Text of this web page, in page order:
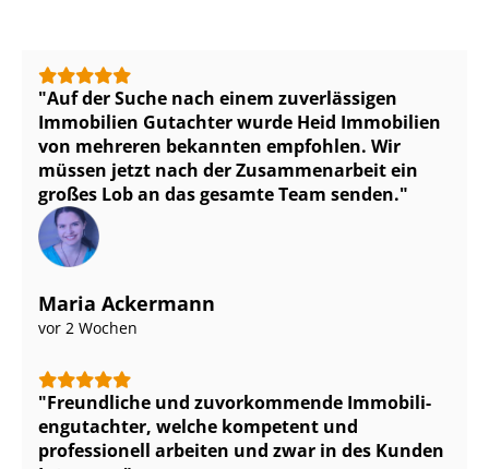
Auf der Suche nach einem zuverlässigen
Immobilien Gutachter wurde Heid Immobilien
von mehreren bekannten empfohlen. Wir
müssen jetzt nach der Zusammenarbeit ein
großes Lob an das gesamte Team senden.
Maria Ackermann
vor 2 Wochen
Freundliche und zuvorkommende Im­mo­bi­li­
en­gut­ach­ter, welche kompetent und
professionell arbeiten und zwar in des Kunden